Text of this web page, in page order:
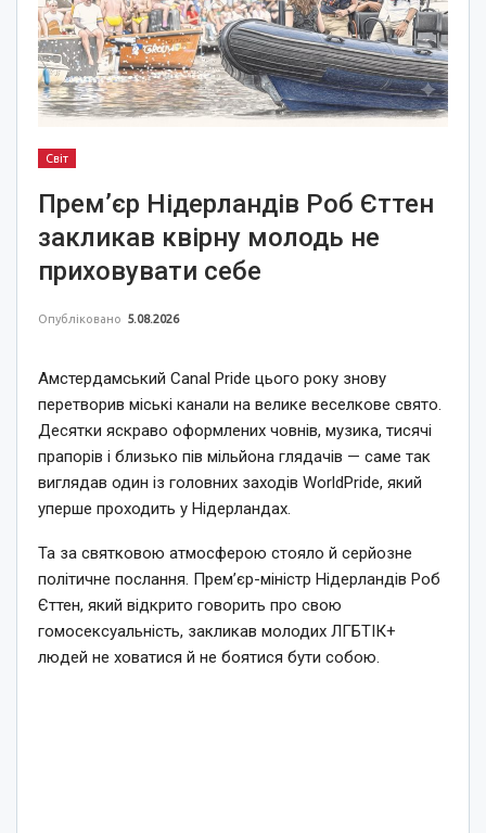
Світ
Прем’єр Нідерландів Роб Єттен
закликав квірну молодь не
приховувати себе
Опубліковано 5.08.2026
Амстердамський Canal Pride цього року знову
перетворив міські канали на велике веселкове свято.
Десятки яскраво оформлених човнів, музика, тисячі
прапорів і близько пів мільйона глядачів — саме так
виглядав один із головних заходів WorldPride, який
уперше проходить у Нідерландах.
Та за святковою атмосферою стояло й серйозне
політичне послання. Прем’єр-міністр Нідерландів Роб
Єттен, який відкрито говорить про свою
гомосексуальність, закликав молодих ЛГБТІК+
людей не ховатися й не боятися бути собою.